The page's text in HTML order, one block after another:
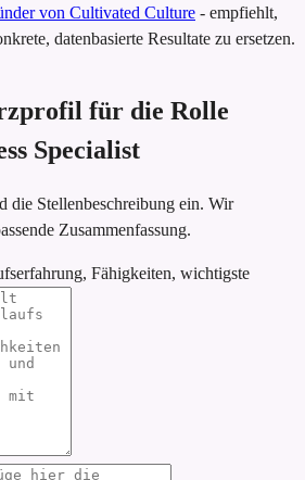
von Cultivated Culture - empfiehlt,
datenbasierte Resultate zu ersetzen.
für die Rolle
Specialist
die Stellenbeschreibung ein. Wir
Zusammenfassung.
Fähigkeiten, wichtigste